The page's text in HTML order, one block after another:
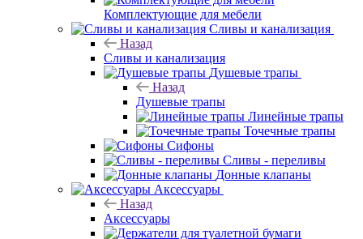
Комплектующие для мебели
Сливы и канализация
Назад
Сливы и канализация
Душевые трапы
Назад
Душевые трапы
Линейные трапы
Точечные трапы
Сифоны
Сливы - переливы
Донные клапаны
Аксессуары
Назад
Аксессуары